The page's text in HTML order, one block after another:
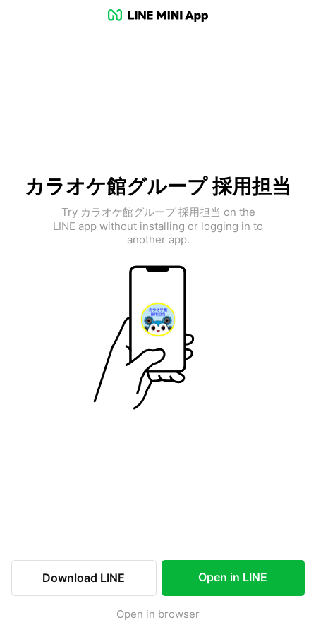
カラオケ館グループ 採用担当
Try カラオケ館グループ 採用担当 on the
LINE app without installing or logging in to
another app.
Download LINE Open in LINE
Open in browser